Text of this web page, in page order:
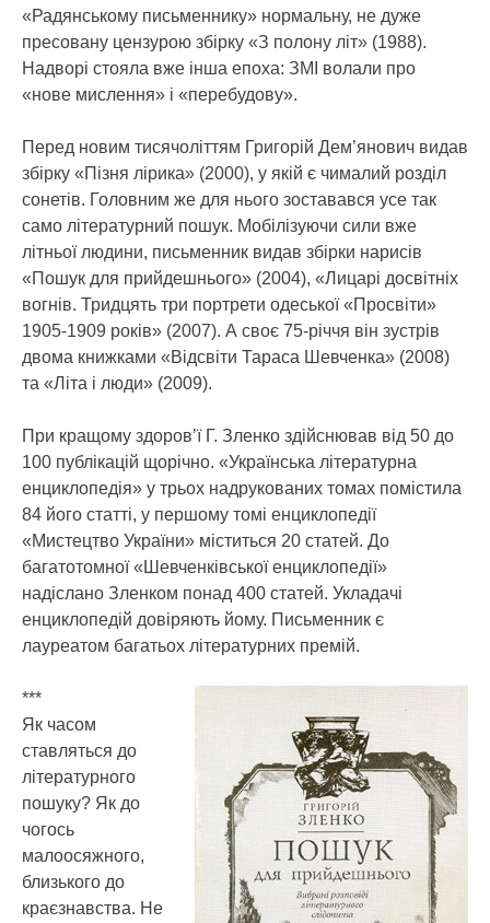
«Радянському письменнику» нормальну, не дуже
пресовану цензурою збірку «З полону літ» (1988).
Надворі стояла вже інша епоха: ЗМІ волали про
«нове мислення» і «перебудову».
Перед новим тисячоліттям Григорій Дем’янович видав
збірку «Пізня лірика» (2000), у якій є чималий розділ
сонетів. Головним же для нього зоставався усе так
само літературний пошук. Мобілізуючи сили вже
літньої людини, письменник видав збірки нарисів
«Пошук для прийдешнього» (2004), «Лицарі досвітніх
вогнів. Тридцять три портрети одеської «Просвіти»
1905-1909 років» (2007). А своє 75-річчя він зустрів
двома книжками «Відсвіти Тараса Шевченка» (2008)
та «Літа і люди» (2009).
При кращому здоров’ї Г. Зленко здійснював від 50 до
100 публікацій щорічно. «Українська літературна
енциклопедія» у трьох надрукованих томах помістила
84 його статті, у першому томі енциклопедії
«Мистецтво України» міститься 20 статей. До
багатотомної «Шевченківської енциклопедії»
надіслано Зленком понад 400 статей. Укладачі
енциклопедій довіряють йому. Письменник є
лауреатом багатьох літературних премій.
***
Як часом
ставляться до
літературного
пошуку? Як до
чогось
малоосяжного,
близького до
краєзнавства. Не